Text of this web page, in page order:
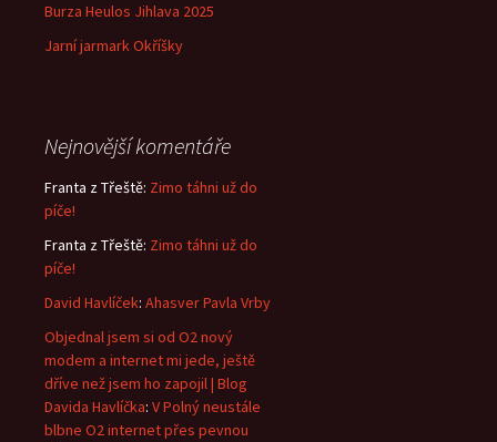
Burza Heulos Jihlava 2025
Jarní jarmark Okříšky
Nejnovější komentáře
Franta z Třeště: Zimo táhni už do
píče!
Franta z Třeště: Zimo táhni už do
píče!
David Havlíček: Ahasver Pavla Vrby
Objednal jsem si od O2 nový
modem a internet mi jede, ještě
dříve než jsem ho zapojil | Blog
Davida Havlíčka: V Polný neustále
blbne O2 internet přes pevnou